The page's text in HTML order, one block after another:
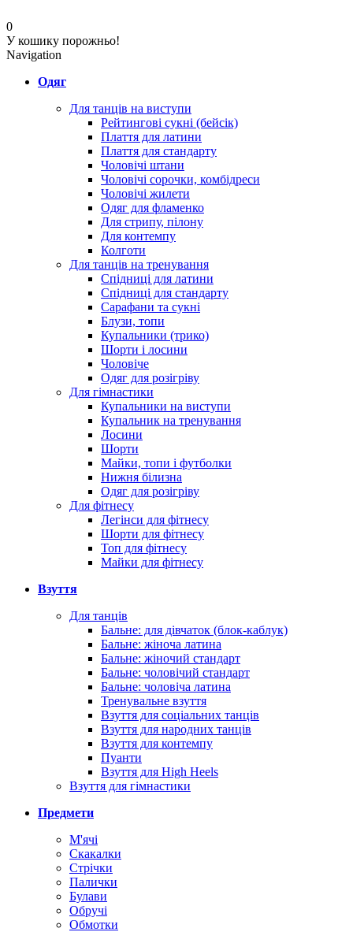
0
У кошику порожньо!
Navigation
Одяг
Для танців на виступи
Рейтингові сукні (бейсік)
Плаття для латини
Плаття для стандарту
Чоловічі штани
Чоловічі сорочки, комбідреси
Чоловічі жилети
Одяг для фламенко
Для стрипу, пілону
Для контемпу
Колготи
Для танців на тренування
Спідниці для латини
Спідниці для стандарту
Сарафани та сукні
Блузи, топи
Купальники (трико)
Шорти і лосини
Чоловіче
Одяг для розігріву
Для гімнастики
Купальники на виступи
Купальник на тренування
Лосини
Шорти
Майки, топи і футболки
Нижня білизна
Одяг для розігріву
Для фітнесу
Легінси для фітнесу
Шорти для фітнесу
Топ для фітнесу
Майки для фітнесу
Взуття
Для танців
Бальне: для дівчаток (блок-каблук)
Бальне: жіноча латина
Бальне: жіночий стандарт
Бальне: чоловічий стандарт
Бальне: чоловіча латина
Тренувальне взуття
Взуття для соціальних танців
Взуття для народних танців
Взуття для контемпу
Пуанти
Взуття для High Heels
Взуття для гімнастики
Предмети
М'ячі
Скакалки
Стрічки
Палички
Булави
Обручі
Обмотки